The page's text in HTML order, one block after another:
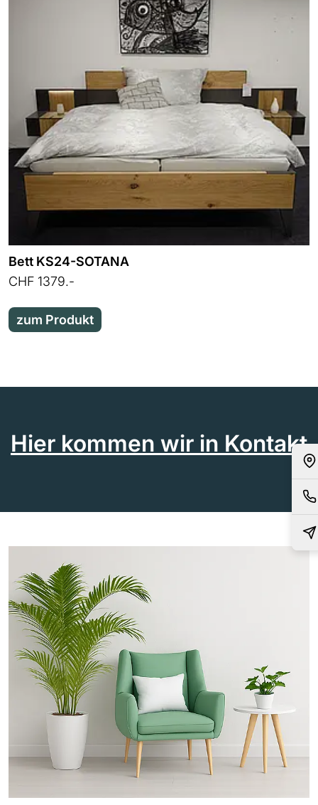
Bett KS24-SOTANA
CHF 1379.-
zum Produkt
Hier kommen wir in Kontakt